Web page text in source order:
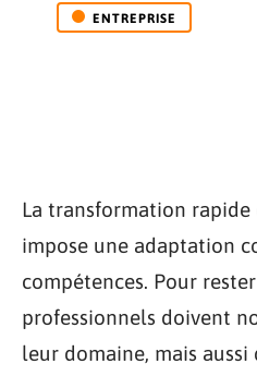
ENTREPRISE
La transformation
impose une adaptation
compétences. Pour
professionnels doivent
leur domaine, mais aussi